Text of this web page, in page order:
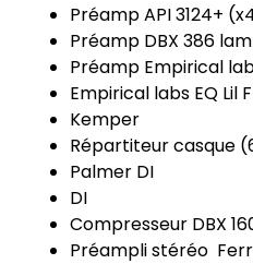
Préamp API 3124+
Préamp DBX 386
Préamp Empirical
Empirical labs EQ Lil
Kemper
Répartiteur casque
Palmer DI
DI
Compresseur DBX
Préampli stéréo